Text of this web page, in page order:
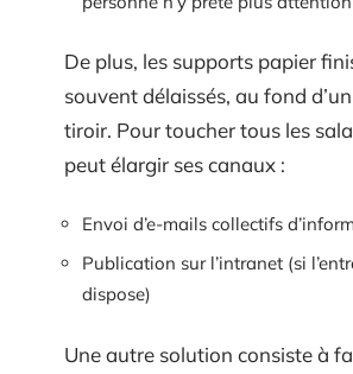
De plus, les supports papier
souvent délaissés, au fond
tiroir. Pour toucher tous les
peut élargir ses canaux :
Envoi d’e-mails collectifs
Publication sur l’intranet (si
dispose)
Une autre solution consiste à